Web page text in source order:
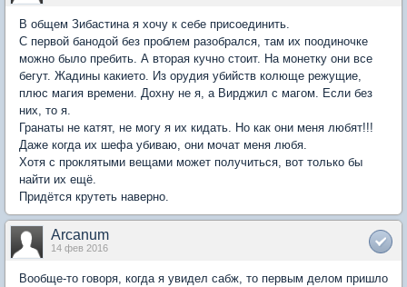
В общем Зибастина я хочу к себе присоединить.
С первой банодой без проблем разобрался, там их поодиночке
можно было пребить. А вторая кучно стоит. На монетку они все
бегут. Жадины какието. Из орудия убийств колюще режущие,
плюс магия времени. Дохну не я, а Вирджил с магом. Если без
них, то я.
Гранаты не катят, не могу я их кидать. Но как они меня любят!!!
Даже когда их шефа убиваю, они мочат меня любя.
Хотя с проклятыми вещами может получиться, вот только бы
найти их ещё.
Придётся крутеть наверно.
Arcanum
14 фев 2016
Вообще-то говоря, когда я увидел сабж, то первым делом пришло